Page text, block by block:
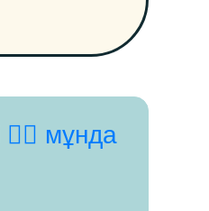
👉🏻 мұнда